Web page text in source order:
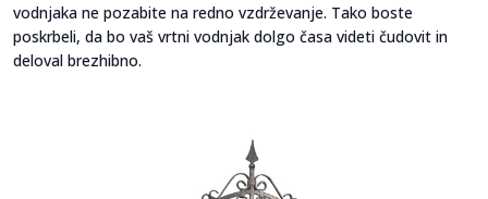
vodnjaka ne pozabite na redno vzdrževanje. Tako boste
poskrbeli, da bo vaš vrtni vodnjak dolgo časa videti čudovit in
deloval brezhibno.